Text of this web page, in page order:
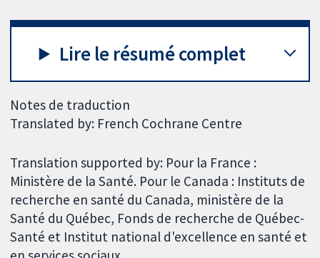
Lire le résumé complet
Notes de traduction
Translated by: French Cochrane Centre
Translation supported by: Pour la France :
Ministère de la Santé. Pour le Canada : Instituts de
recherche en santé du Canada, ministère de la
Santé du Québec, Fonds de recherche de Québec-
Santé et Institut national d'excellence en santé et